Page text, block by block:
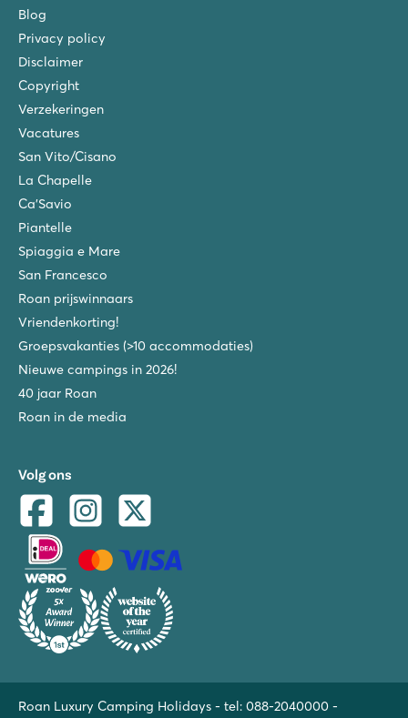
Blog
Privacy policy
Disclaimer
Copyright
Verzekeringen
Vacatures
San Vito/Cisano
La Chapelle
Ca'Savio
Piantelle
Spiaggia e Mare
San Francesco
Roan prijswinnaars
Vriendenkorting!
Groepsvakanties (>10 accommodaties)
Nieuwe campings in 2026!
40 jaar Roan
Roan in de media
Volg ons
Roan Luxury Camping Holidays - tel: 088-2040000 -